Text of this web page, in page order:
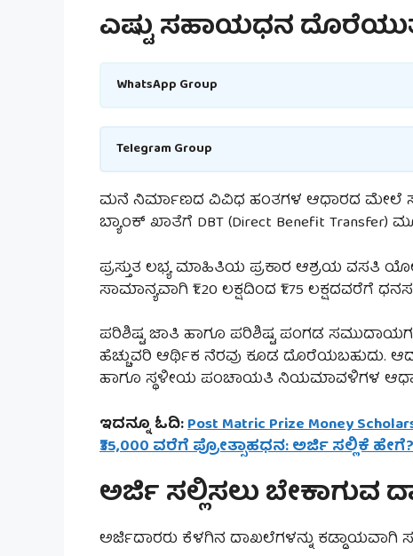
ಎಷ್ಟು ಸಹಾಯಧನ
WhatsApp Group
Telegram Group
ಮನೆ ನಿರ್ಮಾಣದ ವಿವಿಧ ಹಂತಗಳ ಆಧಾರದ ಮೇಲೆ
ಬ್ಯಾಂಕ್ ಖಾತೆಗೆ DBT (Direct Benefit
ಪ್ರಸ್ತುತ ಲಭ್ಯ ಮಾಹಿತಿಯ ಪ್ರಕಾರ ಆಶ್ರಯ ವಸತಿ
ಸಾಮಾನ್ಯವಾಗಿ ₹1.20 ಲಕ್ಷದಿಂದ ₹1.75
ಪರಿಶಿಷ್ಟ ಜಾತಿ ಹಾಗೂ ಪರಿಶಿಷ್ಟ ಪಂಗಡ
ಹೆಚ್ಚುವರಿ ಆರ್ಥಿಕ ನೆರವು ಕೂಡ ದೊರೆಯಬಹುದು.
ಹಾಗೂ ಸ್ಥಳೀಯ ಪಂಚಾಯತಿ ನಿಯಮಾವಳಿಗಳ
ಇದನ್ನೂ ಓದಿ:Post Matric Prize Money
₹35,000 ವರೆಗೆ ಪ್ರೋತ್ಸಾಹಧನ: ಅರ್ಜಿ ಸಲ್ಲಿಕೆ
ಅರ್ಜಿ ಸಲ್ಲಿಸಲು ಬೇಕಾಗುವ
ಅರ್ಜಿದಾರರು ಕೆಳಗಿನ ದಾಖಲೆಗಳನ್ನು ಕಡ್ಡಾಯವಾಗಿ